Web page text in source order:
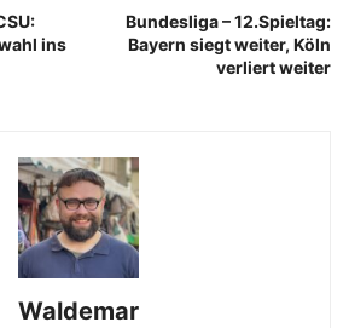
ins
Bundesliga – 12.Spieltag:
Bayern siegt weiter, Köln
verliert weiter
Waldemar